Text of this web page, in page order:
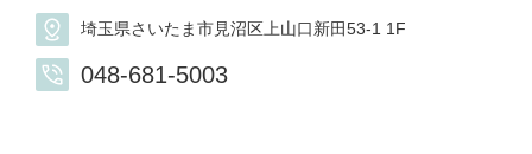
埼玉県さいたま市見沼区上山口新田53-1 1F
048-681-5003